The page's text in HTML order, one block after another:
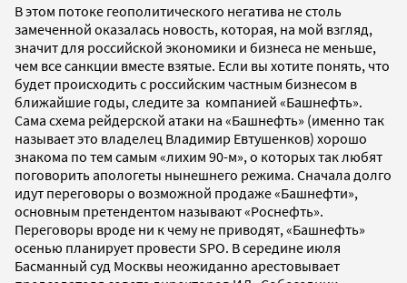
В этом потоке геополитического негатива не столь
замеченной оказалась новость, которая, на мой взгляд,
значит для российской экономики и бизнеса не меньше,
чем все санкции вместе взятые. Если вы хотите понять, что
будет происходить с российским частным бизнесом в
ближайшие годы, следите за компанией «Башнефть».
Сама схема рейдерской атаки на «Башнефть» (именно так
называет это владелец Владимир Евтушенков) хорошо
знакома по тем самым «лихим 90-м», о которых так любят
поговорить апологеты нынешнего режима. Сначала долго
идут переговоры о возможной продаже «Башнефти»,
основным претендентом называют «Роснефть».
Переговоры вроде ни к чему не приводят, «Башнефть»
осенью планирует провести SPO. В середине июля
Басманный суд Москвы неожиданно арестовывает